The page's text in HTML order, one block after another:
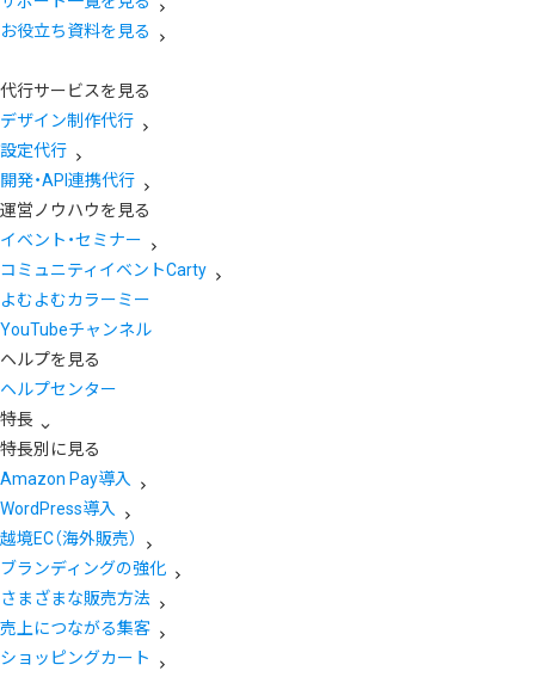
お役立ち資料を見る
代行サービスを見る
デザイン制作代行
設定代行
開発・API連携代行
運営ノウハウを見る
イベント・セミナー
コミュニティイベントCarty
よむよむカラーミー
YouTubeチャンネル
ヘルプを見る
ヘルプセンター
特長
特長別に見る
Amazon Pay導入
WordPress導入
越境EC（海外販売）
ブランディングの強化
さまざまな販売方法
売上につながる集客
ショッピングカート